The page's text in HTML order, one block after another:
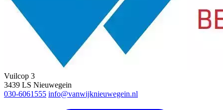
Vuilcop 3
3439 LS Nieuwegein
030-6061555 info@vanwijknieuwegein.nl